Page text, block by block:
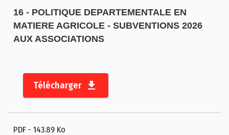
16 - POLITIQUE DEPARTEMENTALE EN
MATIERE AGRICOLE - SUBVENTIONS 2026
AUX ASSOCIATIONS
Télécharger
PDF - 143.89 Ko